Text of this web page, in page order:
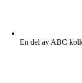
En del av ABC